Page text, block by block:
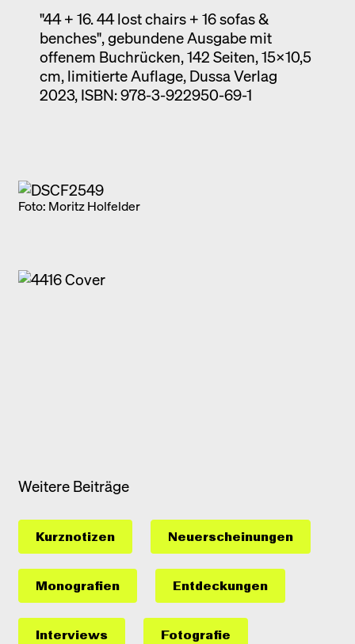
"44 + 16. 44 lost chairs + 16 sofas &
benches", gebundene Ausgabe mit
offenem Buchrücken, 142 Seiten, 15x10,5
cm, limitierte Auflage, Dussa Verlag
2023, ISBN: 978-3-922950-69-1
Foto: Moritz Holfelder
Weitere Beiträge
Kurznotizen Neuerscheinungen
Monografien Entdeckungen
Interviews Fotografie